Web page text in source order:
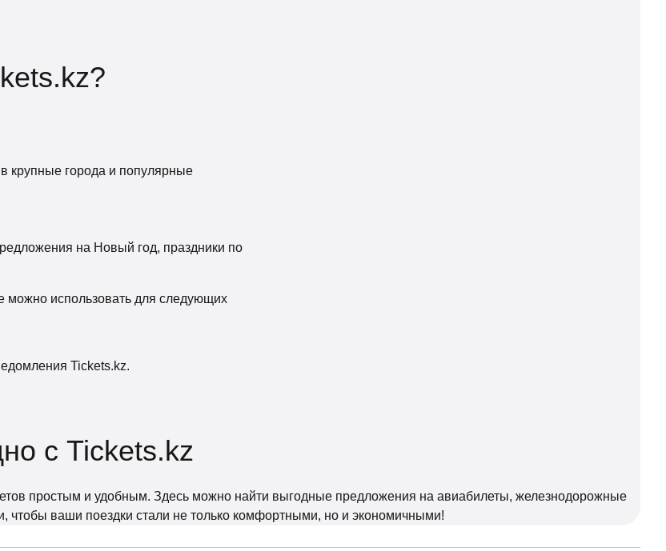
крупные города и популярные
на Новый год, праздники по
можно использовать для следующих
Tickets.kz.
с Tickets.kz
простым и удобным. Здесь можно найти выгодные предложения на авиабилеты, железнодорожные
ваши поездки стали не только комфортными, но и экономичными!